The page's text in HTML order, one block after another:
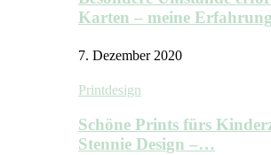
Karten – meine
7. Dezember 2020
Printdesign
Schöne Prints fürs
Stennie Design –…